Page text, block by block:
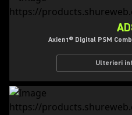
Axient® Digital PSM
Ulteriori